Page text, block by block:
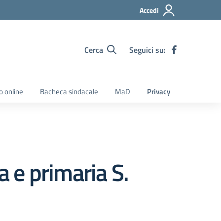
Accedi
Cerca Seguici su:
online Bacheca sindacale MaD Privacy
e primaria S.